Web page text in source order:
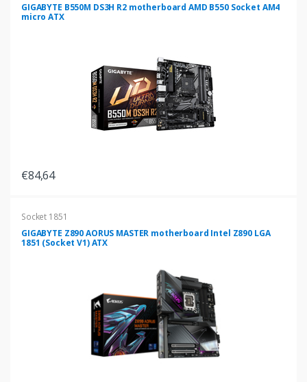
GIGABYTE B550M DS3H R2 motherboard AMD B550 Socket AM4
micro ATX
€84,64
Socket 1851
GIGABYTE Z890 AORUS MASTER motherboard Intel Z890 LGA
1851 (Socket V1) ATX